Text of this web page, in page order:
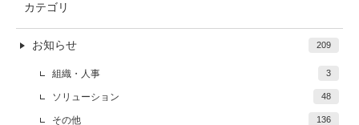
カテゴリ
お知らせ 209
組織・人事 3
ソリューション 48
その他 136